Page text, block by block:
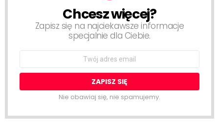
NEWSLETTERChcesz więcej?
Zapisz się na najciekawsze informacje
specjalnie dla Ciebie.
Email
Nie obawiaj się, nie spamujemy.